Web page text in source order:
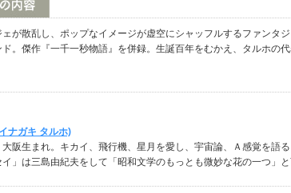
ェが散乱し、ポップなイメージが虚空にシャッフルするファンタ
ド。傑作『一千一秒物語』を併録。生誕百年をむかえ、タルホの
ナガキ タルホ)
阪生まれ。キカイ、飛行機、星月を愛し、宇宙論、Ａ感覚を語る
」は三島由紀夫をして「昭和文学のもっとも微妙な花の一つ」と